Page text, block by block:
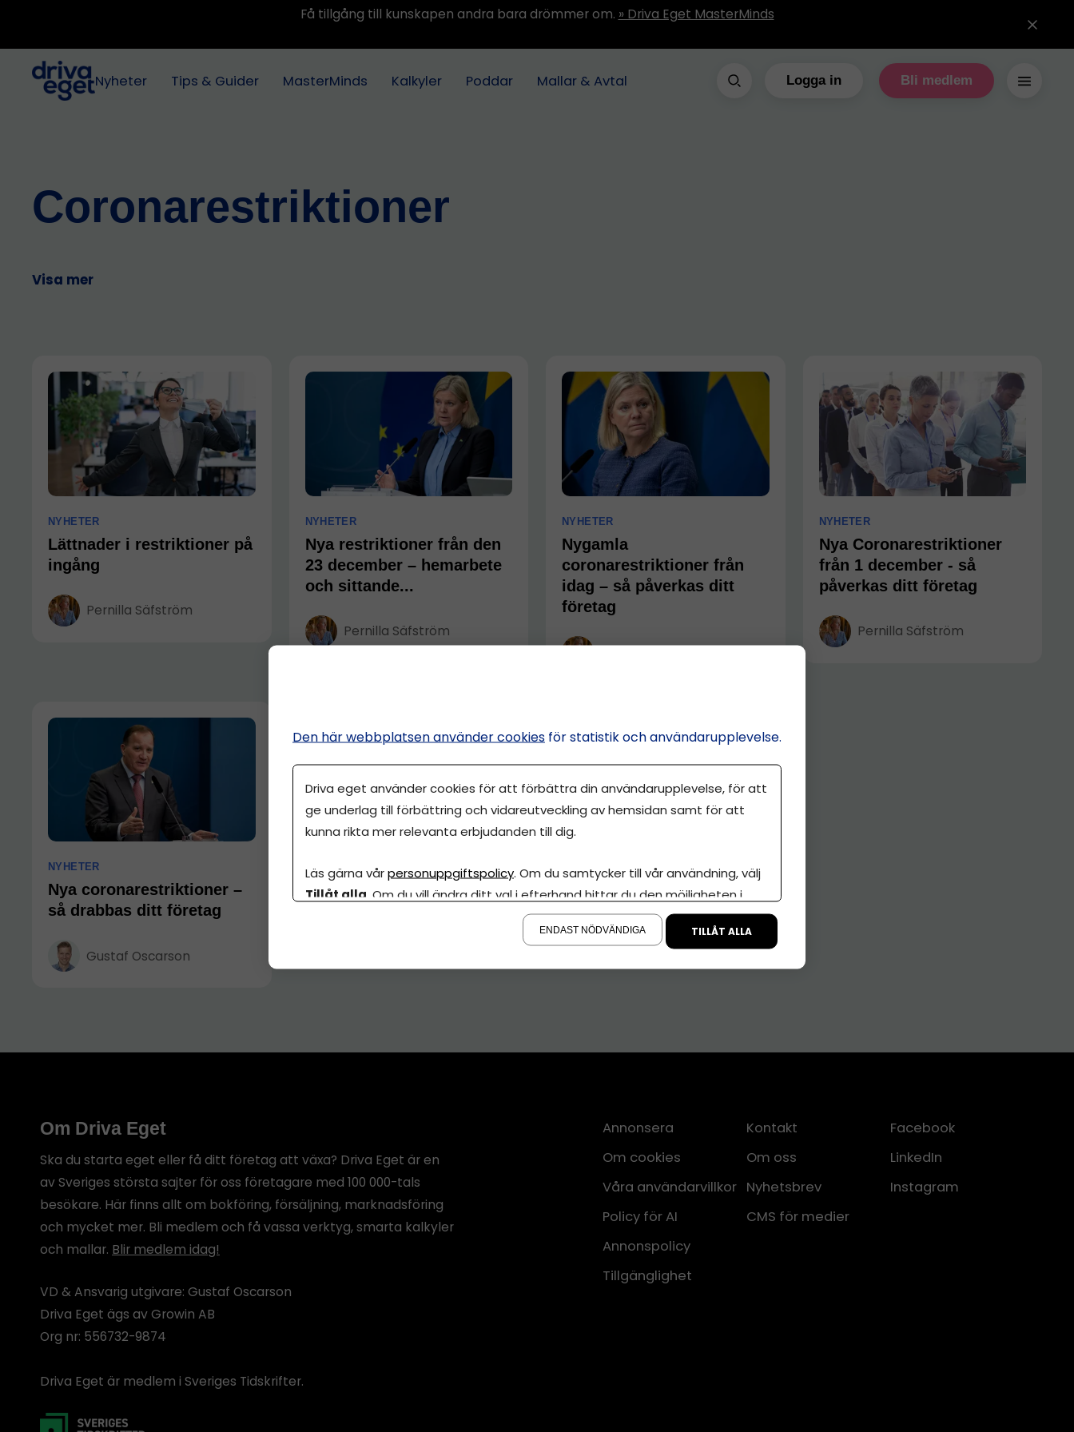
Få tillgång till kunskapen andra bara drömmer om. » Driva Eget MasterMinds
Nyheter Tips & Guider MasterMinds Kalkyler Poddar Mallar & Avtal Logga in Bli medlem
Coronarestriktioner
Visa mer
NYHETER
Lättnader i restriktioner på
ingång
Pernilla Säfström
NYHETER
Nya restriktioner från den
23 december – hemarbete
och sittande...
Pernilla Säfström
NYHETER
Nygamla
coronarestriktioner från
idag – så påverkas ditt
företag
NYHETER
Nya Coronarestriktioner
från 1 december - så
påverkas ditt företag
Pernilla Säfström
NYHETER
Nya coronarestriktioner –
så drabbas ditt företag
Gustaf Oscarson
Om Driva Eget
Ska du starta eget eller få ditt företag att växa? Driva Eget är en
av Sveriges största sajter för oss företagare med 100 000-tals
besökare. Här finns allt om bokföring, försäljning, marknadsföring
och mycket mer. Bli medlem och få vassa verktyg, smarta kalkyler
och mallar. Blir medlem idag!
VD & Ansvarig utgivare: Gustaf Oscarson
Driva Eget ägs av Growin AB
Org nr: 556732-9874
Driva Eget är medlem i Sveriges Tidskrifter.
Annonsera
Om cookies
Våra användarvillkor
Policy för AI
Annonspolicy
Tillgänglighet
Kontakt
Om oss
Nyhetsbrev
CMS för medier
Facebook
LinkedIn
Instagram
Den här webbplatsen använder cookies för statistik och användarupplevelse.
Driva eget använder cookies för att förbättra din användarupplevelse, för att
ge underlag till förbättring och vidareutveckling av hemsidan samt för att
kunna rikta mer relevanta erbjudanden till dig.
Läs gärna vårpersonuppgiftspolicy. Om du samtycker till vår användning, välj
Tillåt alla . Om du vill ändra ditt val i efterhand hittar du den möjligheten i
ENDAST NÖDVÄNDIGA TILLÅT ALLA